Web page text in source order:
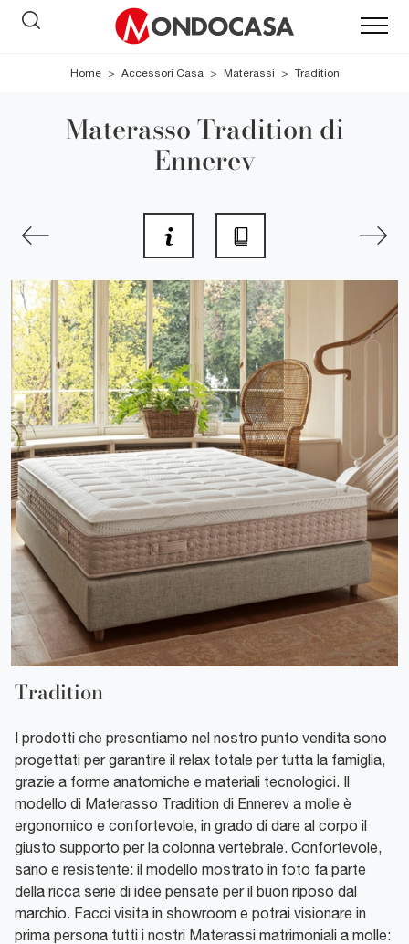
Home > Accessori Casa > Materassi > Tradition
Materasso Tradition di
Ennerev
Tradition
I prodotti che presentiamo nel nostro punto vendita sono
progettati per garantire il relax totale per tutta la famiglia,
grazie a forme anatomiche e materiali tecnologici. Il
modello di Materasso Tradition di Ennerev a molle è
ergonomico e confortevole, in grado di dare al corpo il
giusto supporto per la colonna vertebrale. Confortevole,
sano e resistente: il modello mostrato in foto fa parte
della ricca serie di idee pensate per il buon riposo dal
marchio. Facci visita in showroom e potrai visionare in
prima persona tutti i nostri Materassi matrimoniali a molle: